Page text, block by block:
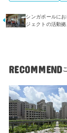
シンガポールに
ジェクトの活動
RECOMMEND